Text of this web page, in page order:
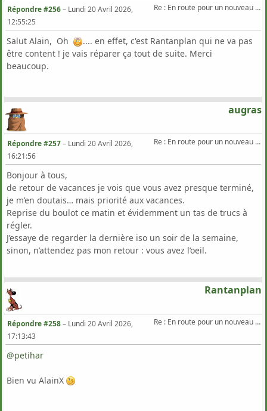
Re : En route pour un nouveau Triton .
Répondre #256– Lundi 20 Avril 2026,
12:55:25
Salut Alain, Oh
.... en effet, c'est Rantanplan qui ne va pas
être content ! je vais réparer ça tout de suite. Merci
beaucoup.
augras
Re : En route pour un nouveau Triton .
Répondre #257– Lundi 20 Avril 2026,
16:21:56
Bonjour à tous,
de retour de vacances je vois que vous avez presque terminé,
je m’en doutais… mais priorité aux vacances.
Reprise du boulot ce matin et évidemment un tas de trucs à
régler.
J’essaye de regarder la dernière iso un soir de la semaine,
sinon, n’attendez pas mon retour : vous avez l’oeil.
Rantanplan
Re : En route pour un nouveau Triton .
Répondre #258– Lundi 20 Avril 2026,
17:13:43
@petihar
Bien vu AlainX